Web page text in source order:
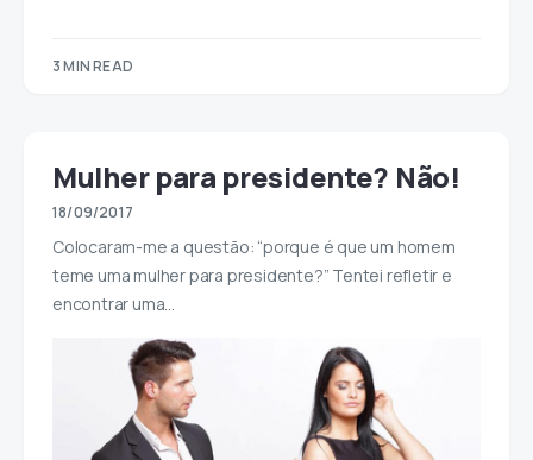
3 MIN READ
Mulher para presidente? Não!
18/09/2017
Colocaram-me a questão: “porque é que um homem
teme uma mulher para presidente?” Tentei refletir e
encontrar uma…